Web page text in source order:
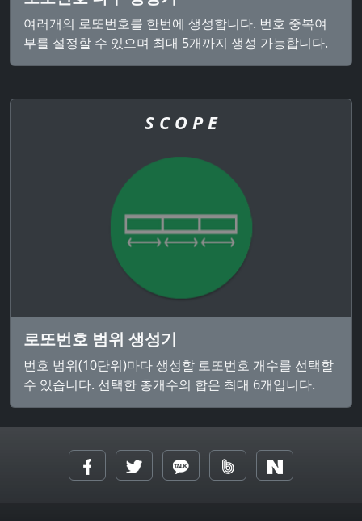
여러개의 로또번호를 한번에 생성합니다. 번호 중복여
부를 설정할 수 있으며 최대 5개까지 생성 가능합니다.
S C O P E
로또번호 범위 생성기
번호 범위(10단위)마다 생성할 로또번호 개수를 선택할
수 있습니다. 선택한 총개수의 합은 최대 6개입니다.